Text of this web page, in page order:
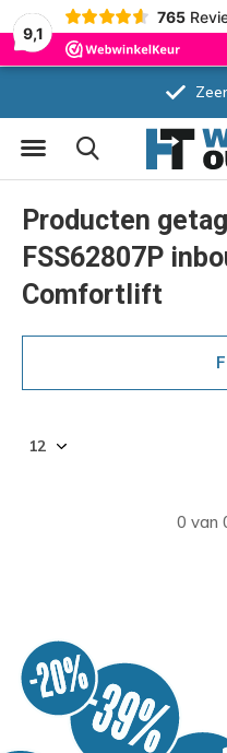
9,1
765
Producten
FSS62807P
Comfortlift
0 van